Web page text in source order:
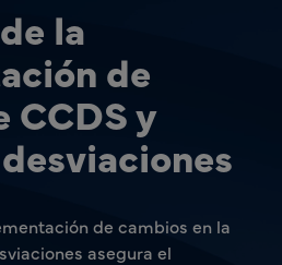
la
de
CCDS y
de cambios en la
asegura el